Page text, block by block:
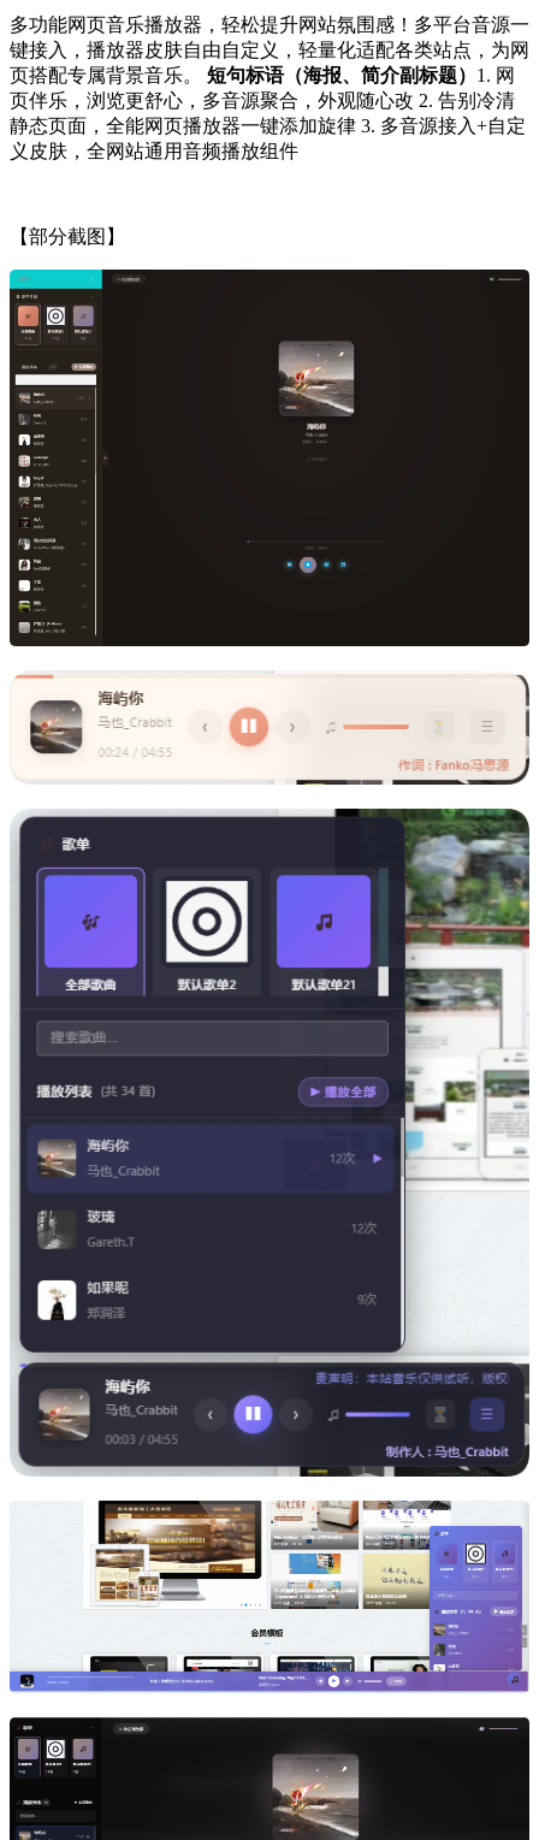
多功能网页音乐播放器，轻松提升网站氛围感！多平台音源一
键接入，播放器皮肤自由自定义，轻量化适配各类站点，为网
页搭配专属背景音乐。
短句标语（海报、简介副标题） 1. 网
页伴乐，浏览更舒心，多音源聚合，外观随心改 2. 告别冷清
静态页面，全能网页播放器一键添加旋律 3. 多音源接入+自定
义皮肤，全网站通用音频播放组件
【部分截图】